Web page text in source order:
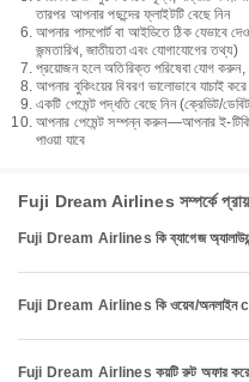
তারপর আপনার পছন্দের ফ্লাইটটি বেছে নিন
আপনার পাসপোর্ট বা আইডিতে ঠিক যেভাবে
জন্মতারিখ, জাতীয়তা এবং যোগাযোগের তথ্য)
প্রয়োজন হলে অতিরিক্ত পরিষেবা যোগ করুন,
আপনার বুকিংয়ের বিবরণ ভালোভাবে যাচাই করে
একটি পেমেন্ট পদ্ধতি বেছে নিন (ক্রেডিট/
আপনার পেমেন্ট সম্পন্ন করুন—আপনার ই-
পাওয়া যাবে
Fuji Dream Airlines সম্পর্কে
Fuji Dream Airlines কি ব্যাগেজ
Fuji Dream Airlines কি ওয়েব/অনলাইন
Fuji Dream Airlines কয়টি রুট অফার